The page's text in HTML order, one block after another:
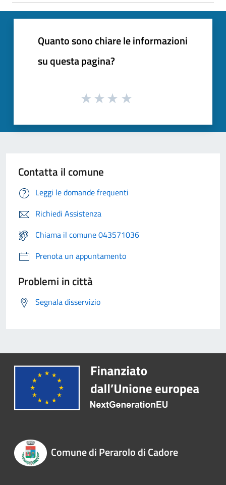
Quanto sono chiare le informazioni
su questa pagina?
Contatta il comune
Leggi le domande frequenti
Richiedi Assistenza
Chiama il comune 043571036
Prenota un appuntamento
Problemi in città
Segnala disservizio
Comune di Perarolo di Cadore